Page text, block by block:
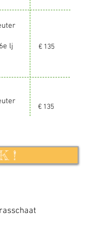
lj
€ 135
€ 135
!